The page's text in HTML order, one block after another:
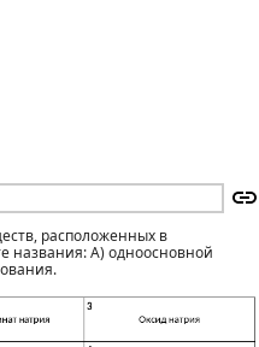
расположенных в
названия: А) одноосновной